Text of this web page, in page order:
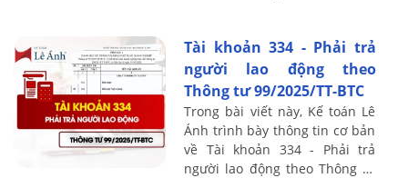
...
Tài khoản 334 - Phải trả
người lao động theo
Thông tư 99/2025/TT-BTC
Trong bài viết này, Kế toán Lê
Ánh trình bày thông tin cơ bản
về Tài khoản 334 - Phải trả
người lao động theo Thông tư